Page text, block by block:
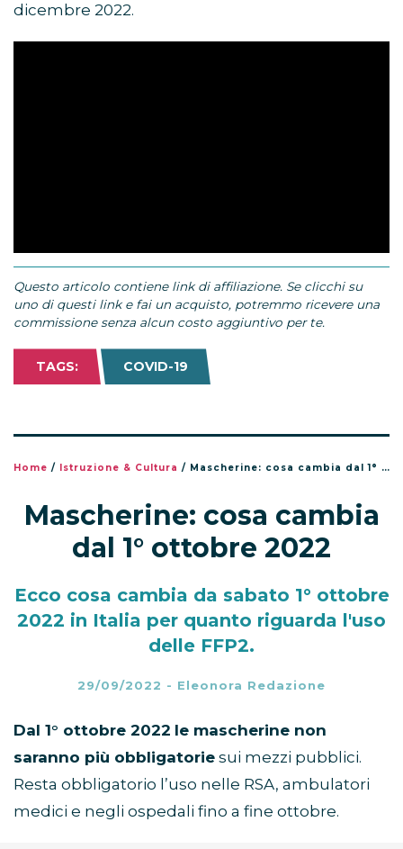
dicembre 2022.
Questo articolo contiene link di affiliazione. Se clicchi su
uno di questi link e fai un acquisto, potremmo ricevere una
commissione senza alcun costo aggiuntivo per te.
TAGS: COVID-19
Home / Istruzione & Cultura / Mascherine: cosa cambia dal 1° ottobre 2022
Mascherine: cosa cambia
dal 1° ottobre 2022
Ecco cosa cambia da sabato 1° ottobre
2022 in Italia per quanto riguarda l'uso
delle FFP2.
29/09/2022 - Eleonora Redazione
Dal 1° ottobre 2022 le mascherine non
saranno più obbligatorie sui mezzi pubblici.
Resta obbligatorio l’uso nelle RSA, ambulatori
medici e negli ospedali fino a fine ottobre.